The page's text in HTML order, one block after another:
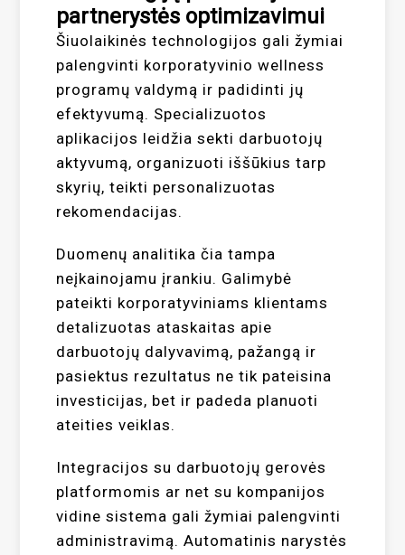
partnerystės optimizavimui
Šiuolaikinės technologijos gali žymiai
palengvinti korporatyvinio wellness
programų valdymą ir padidinti jų
efektyvumą. Specializuotos
aplikacijos leidžia sekti darbuotojų
aktyvumą, organizuoti iššūkius tarp
skyrių, teikti personalizuotas
rekomendacijas.
Duomenų analitika čia tampa
neįkainojamu įrankiu. Galimybė
pateikti korporatyviniams klientams
detalizuotas ataskaitas apie
darbuotojų dalyvavimą, pažangą ir
pasiektus rezultatus ne tik pateisina
investicijas, bet ir padeda planuoti
ateities veiklas.
Integracijos su darbuotojų gerovės
platformomis ar net su kompanijos
vidine sistema gali žymiai palengvinti
administravimą. Automatinis narystės